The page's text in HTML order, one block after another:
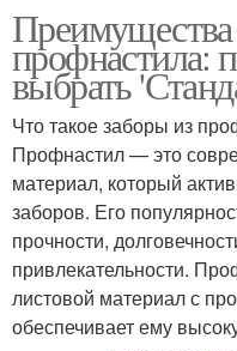
Преимущества
профнастила:
выбрать
Что такое заборы из
Профнастил — это
материал, который
заборов. Его
прочности,
привлекательности.
листовой материал с
обеспечивает ему